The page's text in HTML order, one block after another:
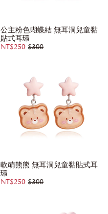
公主粉色蝴蝶結 無耳洞兒童黏
貼式耳環
NT$250 $300
軟萌熊熊 無耳洞兒童黏貼式耳
環
NT$250 $300